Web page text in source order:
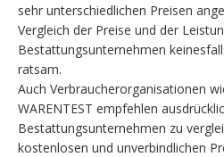
sehr unterschiedlichen Preisen
Vergleich der Preise und der
Bestattungsunternehmen
ratsam.
Auch Verbraucherorganisationen
WARENTEST empfehlen
Bestattungsunternehmen zu
kostenlosen und unverbindlichen